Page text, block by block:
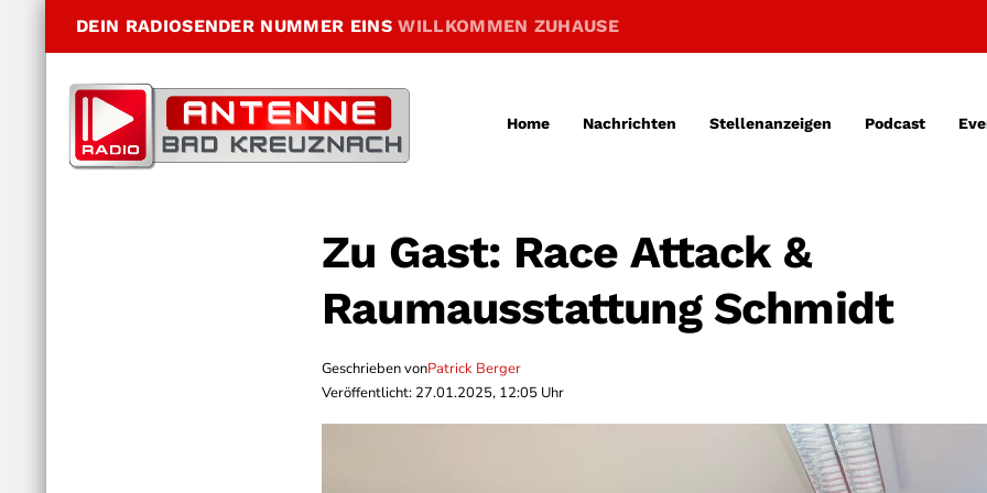
DEIN RADIOSENDER NUMMER EINSWILLKOMMEN ZUHAUSE
Home Nachrichten Stellenanzeigen Podcast
Zu Gast: Race Attack &
Raumausstattung Schmidt
Geschrieben vonPatrick Berger
Veröffentlicht: 27.01.2025, 12:05 Uhr